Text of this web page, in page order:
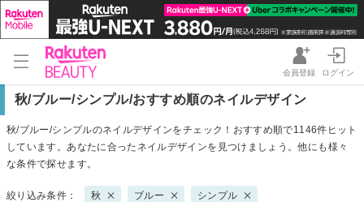
会員登録 ログイン
秋/ブルー/シンプル/おすすめ順のネイルデザイン
秋/ブルー/シンプルのネイルデザインをチェック！おすすめ順で1146件ヒット
しています。あなたに合ったネイルデザインを見つけましょう。他にも様々
な条件で探せます。
絞り込み条件： 秋 ブルー シンプル